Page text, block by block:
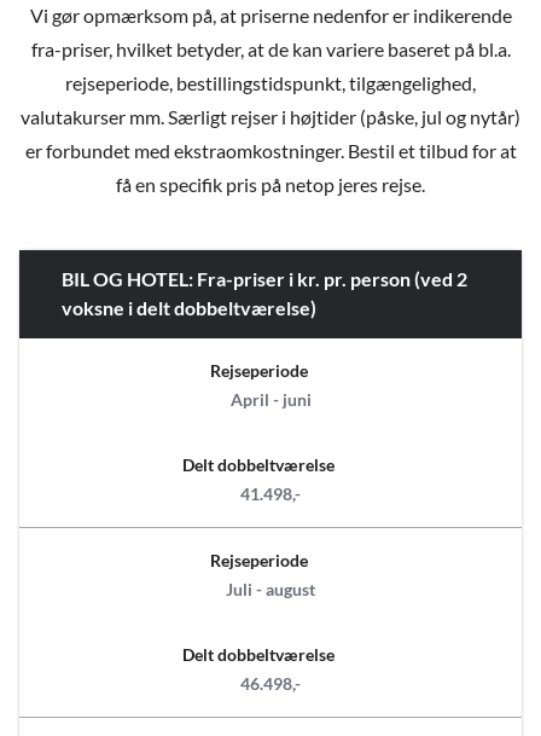
Vi gør opmærksom på, at priserne nedenfor er indikerende
fra-priser, hvilket betyder, at de kan variere baseret på bl.a.
rejseperiode, bestillingstidspunkt, tilgængelighed,
valutakurser mm. Særligt rejser i højtider (påske, jul og nytår)
er forbundet med ekstraomkostninger. Bestil et tilbud for at
få en specifik pris på netop jeres rejse.
BIL OG HOTEL: Fra-priser i kr. pr. person (ved 2
voksne i delt dobbeltværelse)
Rejseperiode
April - juni
Delt dobbeltværelse
41.498,-
Rejseperiode
Juli - august
Delt dobbeltværelse
46.498,-